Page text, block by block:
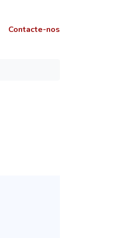
Contacte-nos